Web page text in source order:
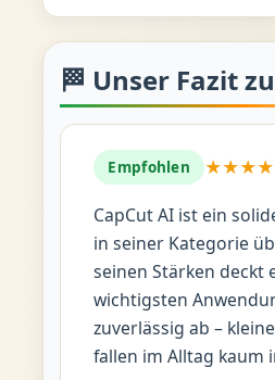
🏁 Unser Fazit
Empfohlen
CapCut AI ist ein
in seiner Kategorie
seinen Stärken deckt
wichtigsten
zuverlässig ab –
fallen im Alltag kaum